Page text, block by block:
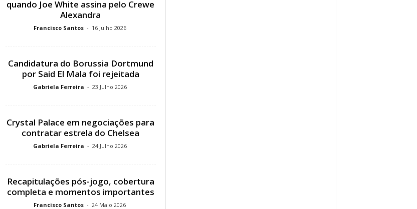
quando Joe White assina pelo Crewe
Alexandra
Francisco Santos - 16 Julho 2026
Candidatura do Borussia Dortmund
por Said El Mala foi rejeitada
Gabriela Ferreira - 23 Julho 2026
Crystal Palace em negociações para
contratar estrela do Chelsea
Gabriela Ferreira - 24 Julho 2026
Recapitulações pós-jogo, cobertura
completa e momentos importantes
Francisco Santos - 24 Maio 2026